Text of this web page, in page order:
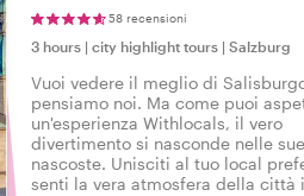
58 recensioni
3 hours | city highlight tours | Salzburg
Vuoi vedere il meglio di
pensiamo noi. Ma come puoi
un'esperienza Withlocals, il vero
divertimento si nasconde nelle
nascoste. Unisciti al tuo local
senti la vera atmosfera della città